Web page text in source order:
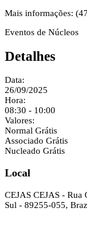
Mais informações:
Eventos de Núcleos
Detalhes
Data:
26/09/2025
Hora:
08:30 - 10:00
Valores:
Normal Grátis
Associado Grátis
Nucleado Grátis
Local
CEJAS CEJAS - Rua
Sul - 89255-055,